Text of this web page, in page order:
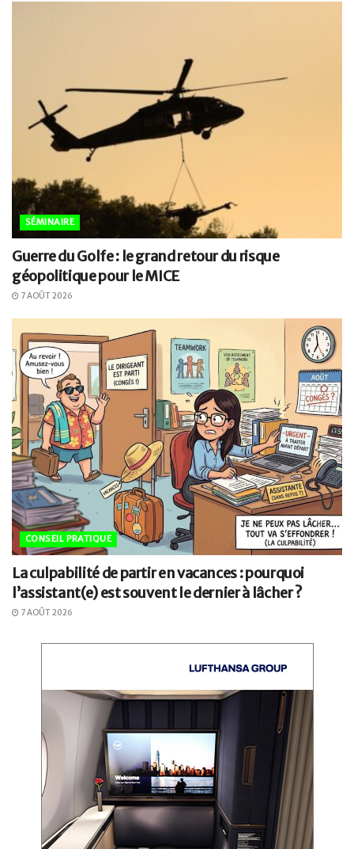
SÉMINAIRE
Guerre du Golfe : le grand retour du risque
géopolitique pour le MICE
7 AOÛT 2026
CONSEIL PRATIQUE
La culpabilité de partir en vacances : pourquoi
l’assistant(e) est souvent le dernier à lâcher ?
7 AOÛT 2026